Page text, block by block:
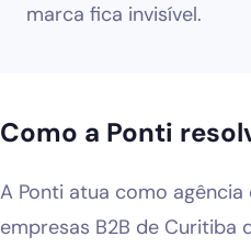
marca fica invisível.
Como a Ponti
A Ponti atua como
empresas B2B de Curitiba